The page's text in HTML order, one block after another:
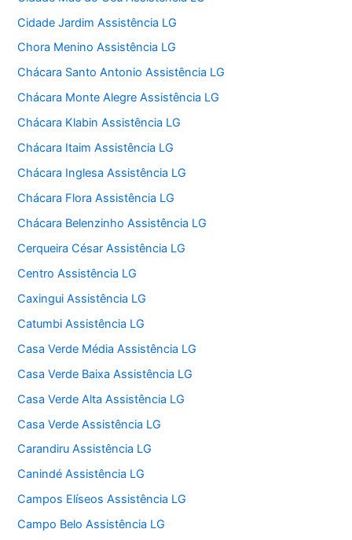
Cidade Jardim Assistência LG
Chora Menino Assistência LG
Chácara Santo Antonio Assistência LG
Chácara Monte Alegre Assistência LG
Chácara Klabin Assistência LG
Chácara Itaim Assistência LG
Chácara Inglesa Assistência LG
Chácara Flora Assistência LG
Chácara Belenzinho Assistência LG
Cerqueira César Assistência LG
Centro Assistência LG
Caxingui Assistência LG
Catumbi Assistência LG
Casa Verde Média Assistência LG
Casa Verde Baixa Assistência LG
Casa Verde Alta Assistência LG
Casa Verde Assistência LG
Carandiru Assistência LG
Canindé Assistência LG
Campos Elíseos Assistência LG
Campo Belo Assistência LG